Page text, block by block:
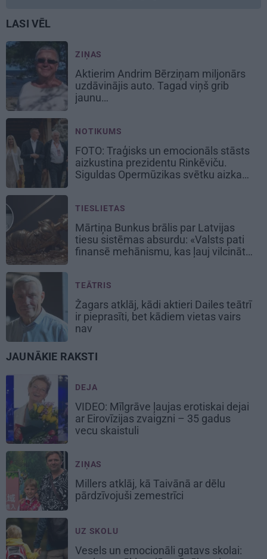
LASI VĒL
ZIŅAS
Aktierim Andrim Bērziņam miljonārs
uzdāvinājis auto. Tagad viņš grib
jaunu…
NOTIKUMS
FOTO: Traģisks un emocionāls stāsts
aizkustina prezidentu Rinkēviču.
Siguldas Opermūzikas svētku aizkadri
TIESLIETAS
Mārtiņa Bunkus brālis par Latvijas
tiesu sistēmas absurdu: «Valsts pati
finansē mehānismu, kas ļauj vilcināt
TEĀTRIS
Žagars atklāj, kādi aktieri Dailes teātrī
ir pieprasīti, bet kādiem vietas vairs
nav
JAUNĀKIE RAKSTI
DEJA
VIDEO: Mīlgrāve ļaujas erotiskai dejai
ar Eirovīzijas zvaigzni – 35 gadus
vecu skaistuli
ZIŅAS
Millers atklāj, kā Taivānā ar dēlu
pārdzīvojuši zemestrīci
UZ SKOLU
Vesels un emocionāli gatavs skolai: